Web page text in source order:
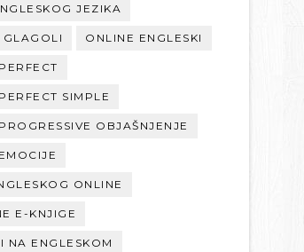
JEZIKA
ONLINE ENGLESKI
SIMPLE
OBJAŠNJENJE
ONLINE
E-KNJIGE
NA ENGLESKOM